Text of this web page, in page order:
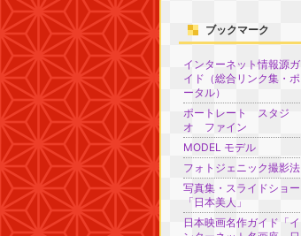
ブックマーク
インターネット情報源ガ
イド（総合リンク集・ポ
ータル）
ポートレート スタジ
オ ファイン
MODEL モデル
フォトジェニック撮影法
写真集・スライドショー
「日本美人」
日本映画名作ガイド「イ